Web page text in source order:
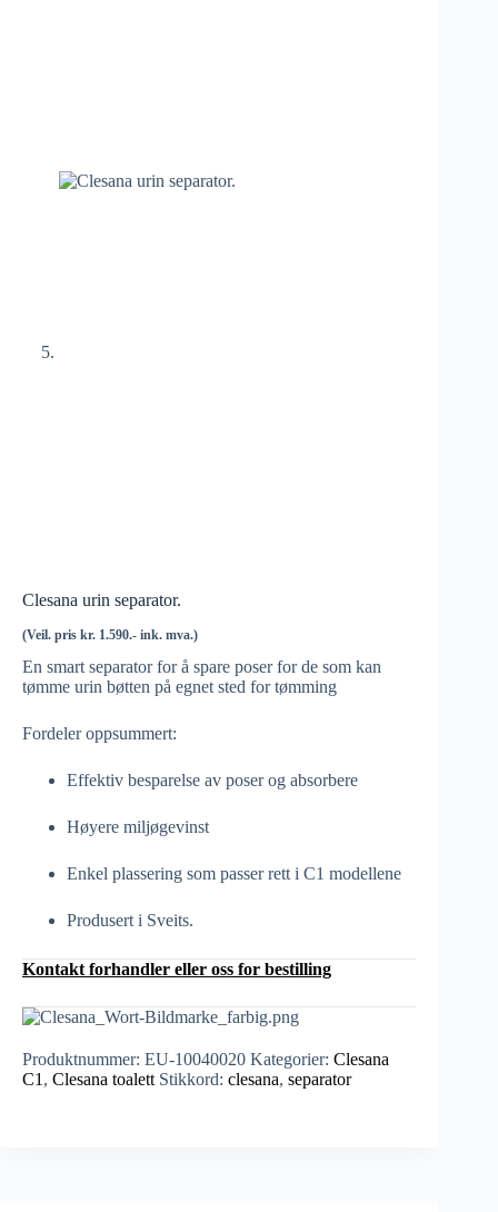
Clesana urin separator.
(Veil. pris kr. 1.590.- ink. mva.)
En smart separator for å spare poser for de som kan
tømme urin bøtten på egnet sted for tømming
Fordeler oppsummert:
Effektiv besparelse av poser og absorbere
Høyere miljøgevinst
Enkel plassering som passer rett i C1 modellene
Produsert i Sveits.
Kontakt forhandler eller oss for bestilling
Produktnummer: EU-10040020 Kategorier: Clesana
C1 , Clesana toalett Stikkord: clesana, separator